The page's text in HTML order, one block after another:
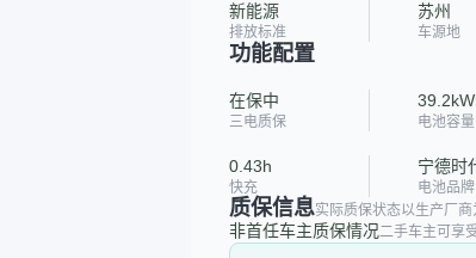
新能源
排放标准
苏州
车源地
功能配置
在保中
三电质保 电池容量
0.43h
快充
宁德时
电池品牌
质保信息实际质保状态以生产厂商
非首任车主质保情况二手车主可享